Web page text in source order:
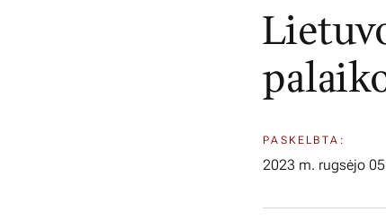
PASKELBTA:
2023 m. rugsėjo